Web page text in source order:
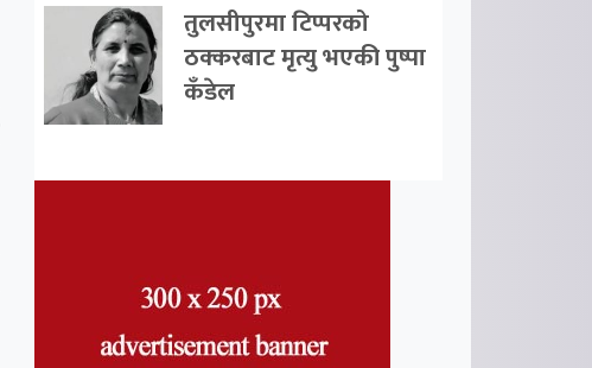
तुलसीपुरमा टिप्परको
ठक्करबाट मृत्यु भएकी पुष्पा
कँडेल